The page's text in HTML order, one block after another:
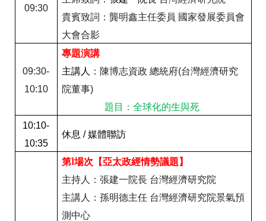
09:30
貴賓致詞： 龔明鑫主任委員 國家發展委員會
大會合影
09:30-
10:10
專題演講
主講人
：陳博志資政 總統府(台灣經濟研究
院董事)
題目：全球化的生與死
10:10-
10:35
休息 /媒體聯訪
第Ⅰ場次 【亞太政經情勢議題 】
主持人：張建一院長 台灣經濟研究院
主講人：孫明德主任 台灣經濟研究院景氣預
測中心